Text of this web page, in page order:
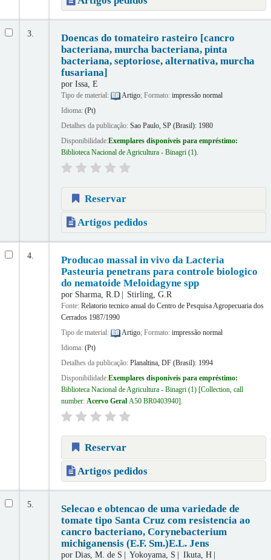
3.
Doencas do tomateiro rasteiro [cancro
bacteriana, murcha bacteriana, pinta
bacteriana, septoriose, alternativa, murcha
fusariana]
por Issa, E
Tipo de material: Artigo; Formato: impressão normal
Idioma: (Pt)
Detalhes da publicação: Sao Paulo, SP (Brasil): 1980
Disponibilidade:Exemplares disponíveis para empréstimo:
Biblioteca Nacional de Agricultura - Binagri(1).
Reservar
Artigos pedidos
4.
Producao massal in vivo da Lacteria
Pasteuria penetrans para controle biologico
do nematoide Meloidagyne spp
por Sharma, R.D Stirling, G.R
Fonte: Relatorio tecnico anual do Centro de Pesquisa Agropecuaria dos
Cerrados 1987/1990
Tipo de material:
Artigo; Formato: impressão normal
Idioma: (Pt)
Detalhes da publicação: Planaltina, DF (Brasil): 1994
Disponibilidade:Exemplares disponíveis para empréstimo:
Biblioteca Nacional de Agricultura - Binagri(1) Collection, call
number: Acervo Geral A50 BR0403940 .
Reservar
Artigos pedidos
5.
Selecao e obtencao de uma variedade de
tomate tipo Santa Cruz com resistencia ao
cancro bacteriano, Corynebacterium
michiganensis (E.F. Sm.)E.L. Jens
por Dias, M. de S Yokoyama, S
Ikuta, H